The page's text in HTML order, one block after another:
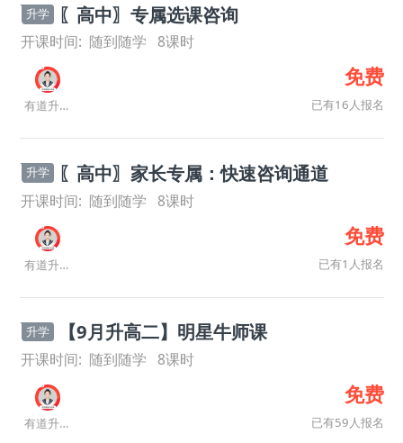
升学 〖高中〗专属选课咨询
开课时间: 随到随学 8课时
有道升学规划师
免费
已有16人报名
升学 〖高中〗家长专属：快速咨询通道
开课时间: 随到随学 8课时
有道升学规划师
免费
已有1人报名
升学 【9月升高二】明星牛师课
开课时间: 随到随学 8课时
有道升学规划师
免费
已有59人报名